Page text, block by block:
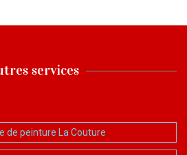
services
de peinture La Couture